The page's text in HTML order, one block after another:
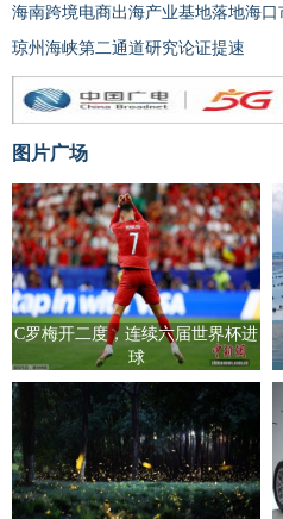
海南跨境电商出海产业基地落地海口
琼州海峡第二通道研究论证提速
图片广场
C罗梅开二度，连续六届世界杯进
球